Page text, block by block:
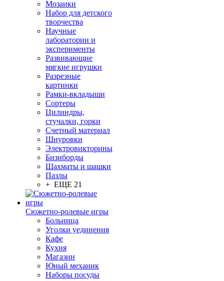
Мозаики
Набор для детского
творчества
Научные
лаборатории и
эксперименты
Развивающие
мягкие игрушки
Разрезные
картинки
Рамки-вкладыши
Сортеры
Цилиндры,
стучалки, горки
Счетный материал
Шнуровки
Электровикторины
Бизиборды
Шахматы и шашки
Пазлы
+ ЕЩЕ 21
Сюжетно-ролевые игры
Больница
Уголки уединения
Кафе
Кухня
Магазин
Юный механик
Наборы посуды